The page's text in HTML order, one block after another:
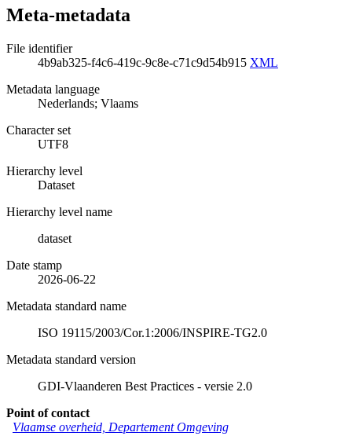
Meta-metadata
File identifier
4b9ab325-f4c6-419c-9c8e-c71c9d54b915 XML
Metadata language
Nederlands; Vlaams
Character set
UTF8
Hierarchy level
Dataset
Hierarchy level name
dataset
Date stamp
2026-06-22
Metadata standard name
ISO 19115/2003/Cor.1:2006/INSPIRE-TG2.0
Metadata standard version
GDI-Vlaanderen Best Practices - versie 2.0
Point of contact
Vlaamse overheid, Departement Omgeving